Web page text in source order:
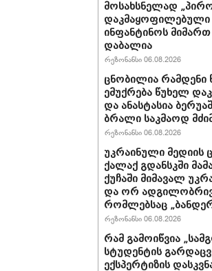
მოსახსნელად
დაკმაყოფილებული
ინფანტინოს
დაბალია
რეზონანსი 06.08.2026
ცნობილია
ემუქრება წუხელ
და ანასტასია
ბრალი საკმაოდ
რეზონანსი 06.08.2026
უკრაინული
ქალაქ გდანსკში
ქუჩაში მიმავალ
და ორ
რომლებსაც
რეზონანსი 06.08.2026
რამ გამოიწვია
სტუდენტის
ექსპერტიზის